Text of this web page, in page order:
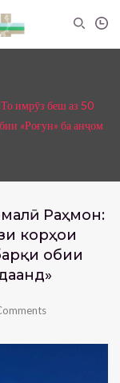
имрӯз беш аз 50
«Роғун» ба анҷом
Раҳмон:
корҳои
обии